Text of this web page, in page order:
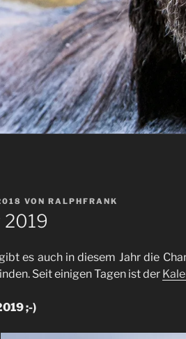
VON RALPHFRANK
2019
es auch in diesem Jahr die
Seit einigen Tagen ist der
;-)